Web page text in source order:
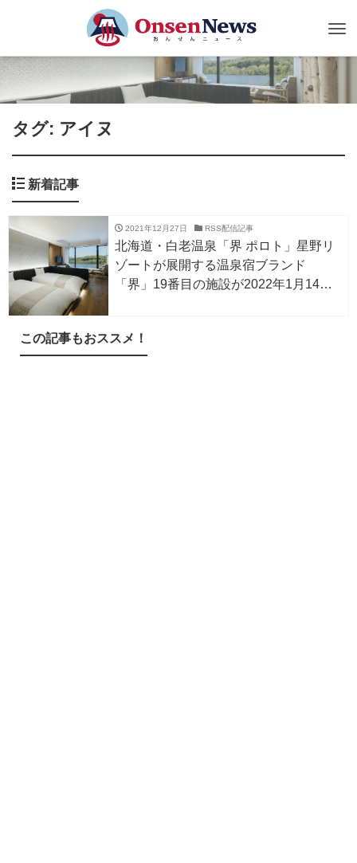
タグ: アイヌ
新着記事
2021年12月27日 RSS配信記事
北海道・白老温泉「界 ポロト」星野リ
ゾートが展開する温泉宿ブランド
「界」19番目の施設が2022年1月14日
この記事もおススメ！